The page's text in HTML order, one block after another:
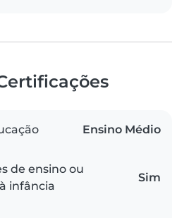
Ensino Médio
de ensino ou
infância
Sim